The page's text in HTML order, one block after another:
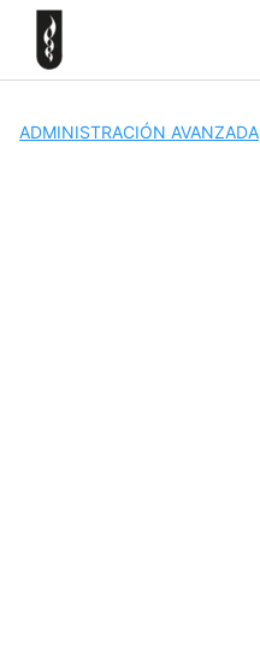
Skip
content
ADMINISTRACIÓN AVANZADA